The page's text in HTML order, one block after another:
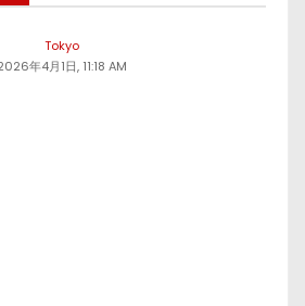
Tokyo
年4月1日, 11:18 AM